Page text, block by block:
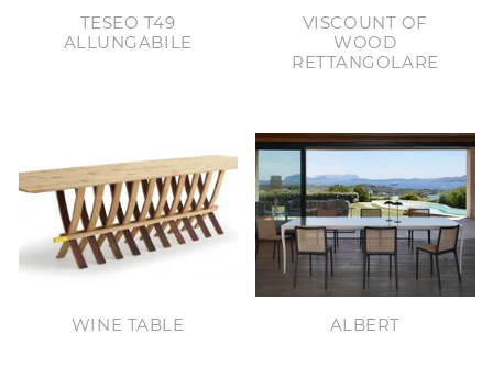
TESEO T49
ALLUNGABILE
VISCOUNT OF
WOOD
RETTANGOLARE
WINE TABLE ALBERT